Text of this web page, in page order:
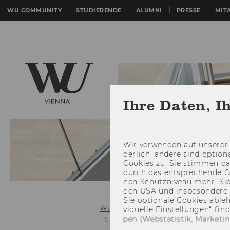
WU COMMUNITY STUDIERENDE ALUMNI PRESSE
WU (Wirtschaftsuniversität Wien)
Services & support (bachelor &
Ihre Daten,
Wir ver­wen­den auf
der­lich, an­de­re sind
Coo­kies zu. Sie stim­men
durch das ent­spre­chen­de
nen Schutz­ni­veau mehr.
den USA und
Sie op­tio­na­le Coo­kies
vi­du­el­le Ein­stel­lun­gen“
pen (Web­sta­tis­tik,